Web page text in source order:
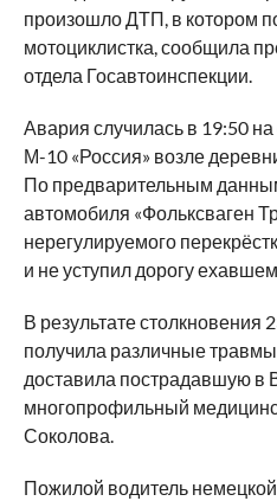
произошло ДТП, в котором
мотоциклистка, сообщила
отдела Госавтоинспекции.
Авария случилась в 19:50
М-10 «Россия» возле
По предварительным
автомобиля «Фольксваген
нерегулируемого
и не уступил дорогу
В результате столкновения
получила различные
доставила пострадавшую в
многопрофильный
Соколова.
Пожилой водитель